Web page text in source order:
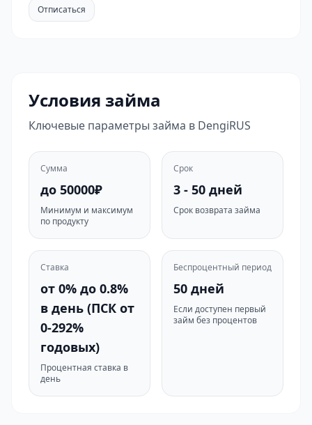
Отписаться
Условия займа
Ключевые параметры займа в DengiRUS
Сумма
до 50000₽
Минимум и максимум
по продукту
Срок
3 - 50 дней
Срок возврата займа
Ставка
от 0% до 0.8%
в день (ПСК от
0-292%
годовых)
Процентная ставка в
день
Беспроцентный период
50 дней
Если доступен первый
займ без процентов